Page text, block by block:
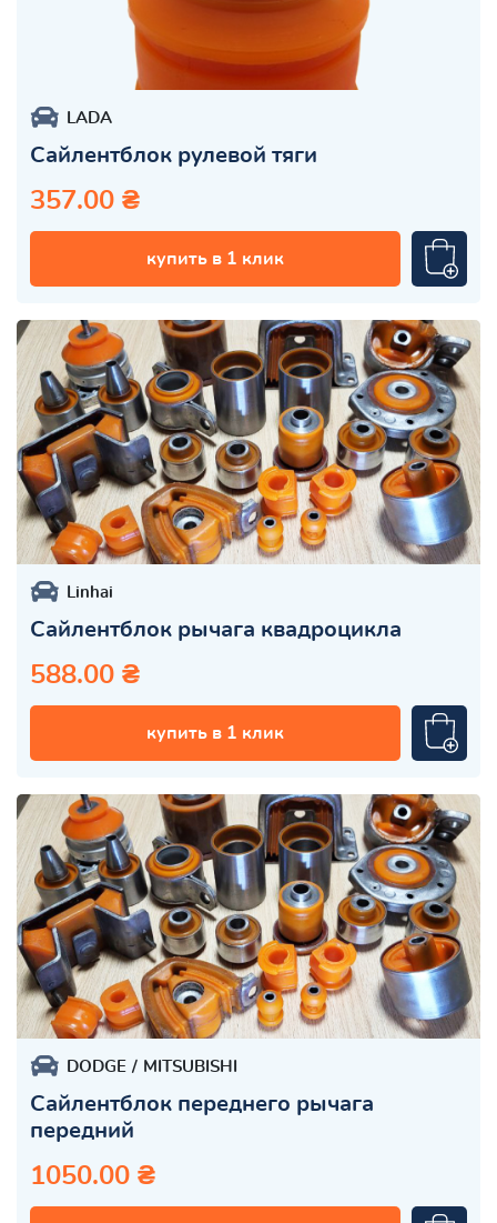
LADA
Сайлентблок рулевой тяги
357.00 ₴
купить в 1 клик
Linhai
Сайлентблок рычага квадроцикла
588.00 ₴
купить в 1 клик
DODGE MITSUBISHI
Сайлентблок переднего рычага
передний
1050.00 ₴